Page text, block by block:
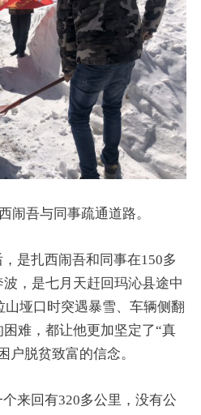
闹吾与同事疏通道路。
是扎西闹吾和同事在150多
，是七月天赶回玛沁县途中
垭口时突遇暴雪、车辆侧翻
难，都让他更加坚定了“真
户脱贫致富的信念。
来回有320多公里，没有公